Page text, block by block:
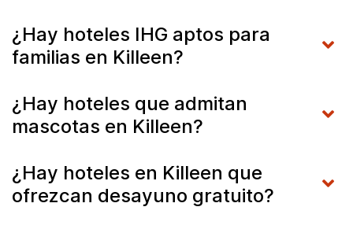
¿Hay hoteles IHG aptos para
familias en Killeen?
¿Hay hoteles que admitan
mascotas en Killeen?
¿Hay hoteles en Killeen que
ofrezcan desayuno gratuito?